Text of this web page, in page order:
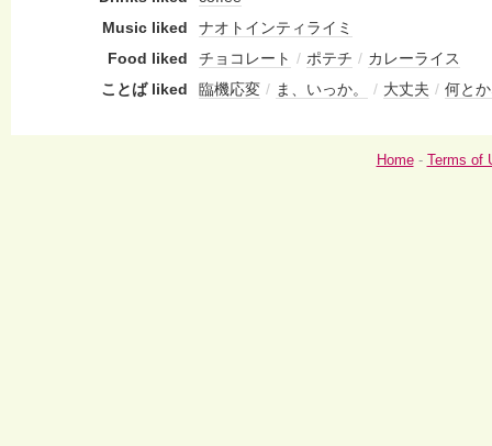
Music liked
ナオトインティライミ
Food liked
チョコレート / ポテチ / カレーライス
ことば liked
臨機応変 / ま、いっか。 / 大丈夫 / 何と
Home- Terms of